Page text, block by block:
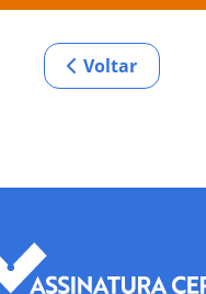
Voltar